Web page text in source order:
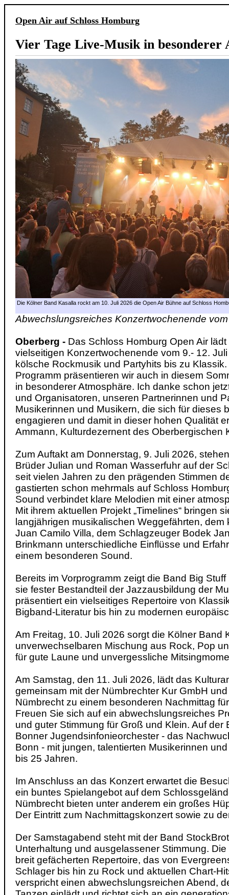
Open Air auf Schloss Homburg
Vier Tage Live-Musik in besonderer
Die Kölner Band Kasalla rockt am 10. Juli 2026 die Open Air Bühne auf Schloss
Abwechslungsreiches Konzertwochenende
Oberberg - Das Schloss Homburg Open Air
vielseitigen Konzertwochenende vom 9.- 12.
kölsche Rockmusik und Partyhits bis zu
Programm präsentieren wir auch in diesem
in besonderer Atmosphäre. Ich danke schon
und Organisatoren, unseren Partnerinnen und
Musikerinnen und Musikern, die sich für dieses
engagieren und damit in dieser hohen Qualität
Ammann, Kulturdezernent des Oberbergischen
Zum Auftakt am Donnerstag, 9. Juli 2026,
Brüder Julian und Roman Wasserfuhr auf der
seit vielen Jahren zu den prägenden Stimmen
gastierten schon mehrmals auf Schloss
Sound verbindet klare Melodien mit einer
Mit ihrem aktuellen Projekt „Timelines“ bringen
langjährigen musikalischen Weggefährten,
Juan Camilo Villa, dem Schlagzeuger Bodek
Brinkmann unterschiedliche Einflüsse und
einem besonderen Sound.
Bereits im Vorprogramm zeigt die Band Big
sie fester Bestandteil der Jazzausbildung der
präsentiert ein vielseitiges Repertoire von
Bigband-Literatur bis hin zu modernen
Am Freitag, 10. Juli 2026 sorgt die Kölner Band
unverwechselbaren Mischung aus Rock, Pop
für gute Laune und unvergessliche
Am Samstag, den 11. Juli 2026, lädt das
gemeinsam mit der Nümbrechter Kur GmbH
Nümbrecht zu einem besonderen Nachmittag
Freuen Sie sich auf ein abwechslungsreiches
und guter Stimmung für Groß und Klein. Auf der
Bonner Jugendsinfonieorchester - das
Bonn - mit jungen, talentierten Musikerinnen
bis 25 Jahren.
Im Anschluss an das Konzert erwartet die
ein buntes Spielangebot auf dem
Nümbrecht bieten unter anderem ein großes
Der Eintritt zum Nachmittagskonzert sowie zu
Der Samstagabend steht mit der Band
Unterhaltung und ausgelassener Stimmung.
breit gefächerten Repertoire, das von
Schlager bis hin zu Rock und aktuellen Chart-
verspricht einen abwechslungsreichen Abend,